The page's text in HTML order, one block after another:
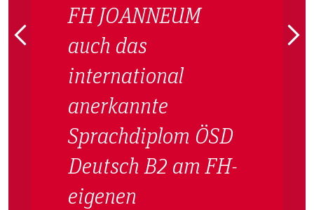
FH JOANNEUM
auch das
international
anerkannte
Sprachdiplom ÖSD
Deutsch B2 am FH-
eigenen